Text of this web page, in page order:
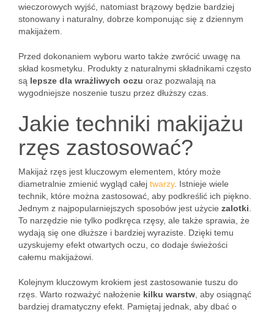
wieczorowych wyjść, natomiast brązowy będzie bardziej
stonowany i naturalny, dobrze komponując się z dziennym
makijażem.
Przed dokonaniem wyboru warto także zwrócić uwagę na
skład kosmetyku. Produkty z naturalnymi składnikami często
są lepsze dla wrażliwych oczu oraz pozwalają na
wygodniejsze noszenie tuszu przez dłuższy czas.
Jakie techniki makijażu
rzęs zastosować?
Makijaż rzęs jest kluczowym elementem, który może
diametralnie zmienić wygląd całej twarzy. Istnieje wiele
technik, które można zastosować, aby podkreślić ich piękno.
Jednym z najpopularniejszych sposobów jest użycie zalotki
To narzędzie nie tylko podkręca rzęsy, ale także sprawia, że
wydają się one dłuższe i bardziej wyraziste. Dzięki temu
uzyskujemy efekt otwartych oczu, co dodaje świeżości
całemu makijażowi.
Kolejnym kluczowym krokiem jest zastosowanie tuszu do
rzęs. Warto rozważyć nałożenie kilku warstw , aby osiągnąć
bardziej dramatyczny efekt. Pamiętaj jednak, aby dbać o